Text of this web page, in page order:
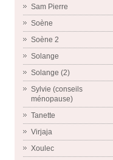
Sam Pierre
Soène
Soène 2
Solange
Solange (2)
Sylvie (conseils
ménopause)
Tanette
Virjaja
Xoulec